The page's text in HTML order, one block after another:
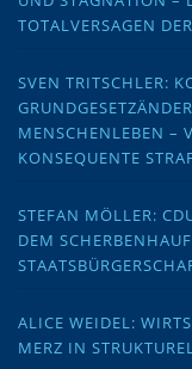
TOTALVERSAGEN
SVEN TRITSCHLER:
MENSCHENLEBEN –
KONSEQUENTE
STEFAN MÖLLER:
DEM
ALICE WEIDEL:
MERZ IN